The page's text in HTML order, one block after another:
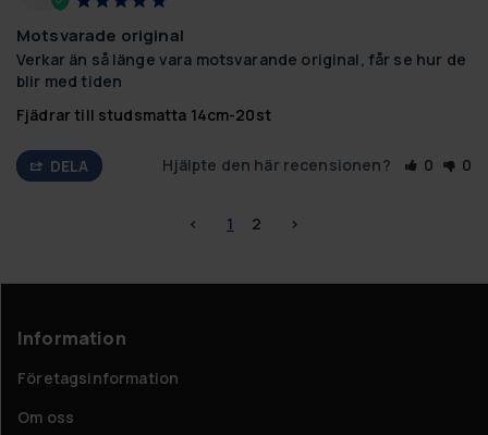
Motsvarade original
Verkar än så länge vara motsvarande original, får se hur de
blir med tiden
Fjädrar till studsmatta 14cm-20st
DELA Hjälpte den här recensionen? 0 0
< 1 2 >
Information
Företagsinformation
Om oss